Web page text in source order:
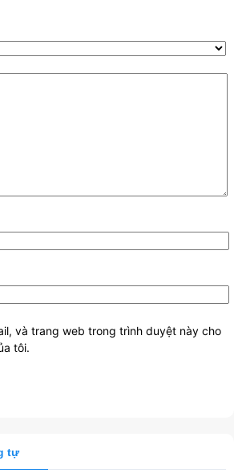
và trang web trong trình duyệt này cho
tôi.
tự